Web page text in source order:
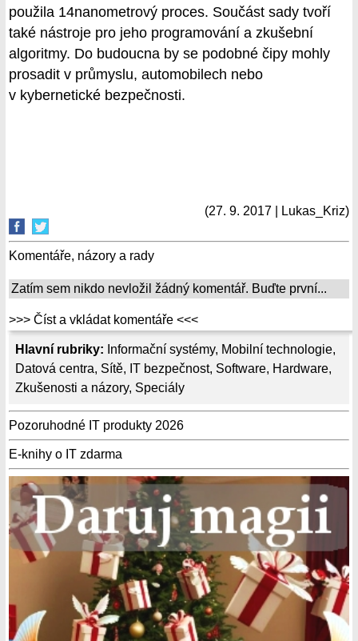
Hlavní rubriky: Informační systémy, Mobilní technologie,
Datová centra, Sítě, IT bezpečnost, Software, Hardware,
Zkušenosti a názory, Speciály
Pozoruhodné IT produkty 2026
E-knihy o IT zdarma
použila 14nanometrový proces. Součást sady tvoří
také nástroje pro jeho programování a zkušební
algoritmy. Do budoucna by se podobné čipy mohly
prosadit v průmyslu, automobilech nebo
v kybernetické bezpečnosti.
(27. 9. 2017 | Lukas_Kriz)
Komentáře, názory a rady
Zatím sem nikdo nevložil žádný komentář. Buďte první...
>>> Číst a vkládat komentáře <<<